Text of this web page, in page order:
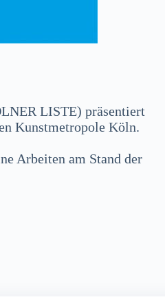
LISTE) präsentiert
Kunstmetropole Köln.
Arbeiten am Stand der